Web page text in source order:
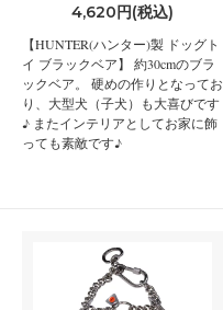
4,620円(税込)
【HUNTER(ハンター)製 ドッグト
イ ブラックベア】 約30cmのブラ
ックベア。 硬めの作りとなってお
り、大型犬（子犬）も大喜びです
♪ またインテリアとしてお家に飾
っても素敵です♪